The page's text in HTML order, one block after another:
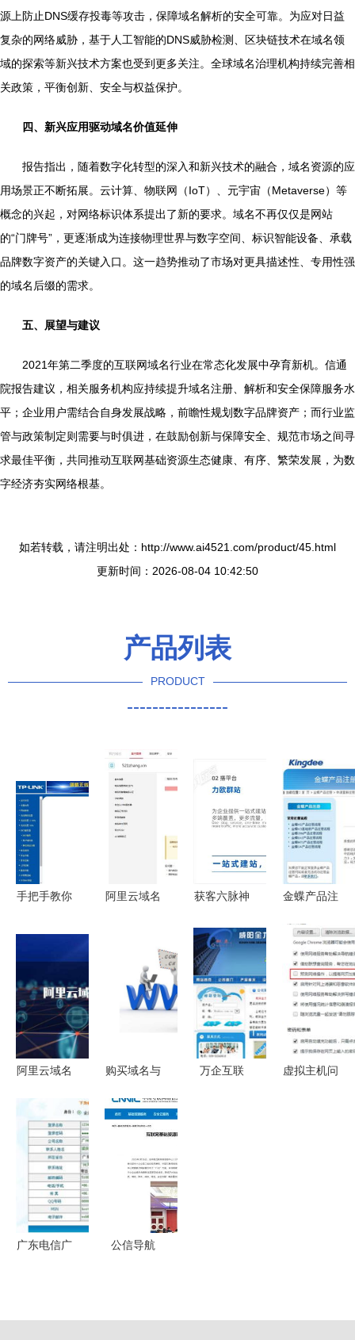
源上防止DNS缓存投毒等攻击，保障域名解析的安全可靠。为应对日益
复杂的网络威胁，基于人工智能的DNS威胁检测、区块链技术在域名领
域的探索等新兴技术方案也受到更多关注。全球域名治理机构持续完善相
关政策，平衡创新、安全与权益保护。
四、新兴应用驱动域名价值延伸
报告指出，随着数字化转型的深入和新兴技术的融合，域名资源的应
用场景正不断拓展。云计算、物联网（IoT）、元宇宙（Metaverse）等
概念的兴起，对网络标识体系提出了新的要求。域名不再仅仅是网站
的“门牌号”，更逐渐成为连接物理世界与数字空间、标识智能设备、承载
品牌数字资产的关键入口。这一趋势推动了市场对更具描述性、专用性强
的域名后缀的需求。
五、展望与建议
2021年第二季度的互联网域名行业在常态化发展中孕育新机。信通
院报告建议，相关服务机构应持续提升域名注册、解析和安全保障服务水
平；企业用户需结合自身发展战略，前瞻性规划数字品牌资产；而行业监
管与政策制定则需要与时俱进，在鼓励创新与保障安全、规范市场之间寻
求最佳平衡，共同推动互联网基础资源生态健康、有序、繁荣发展，为数
字经济夯实网络根基。
如若转载，请注明出处：http://www.ai4521.com/product/45.html
更新时间：2026-08-04 10:42:50
产品列表
PRODUCT
----------------
手把手教你
量内网穿透
站长教程
新睿社区
精品资源网
阿里云域名
《互联网域
名注册服
务》规定
获客六脉神
域名注册服
务助力传统
企业轻松转
型
金蝶产品注
域名注册服
务 一站式
企业数字化
身份构建方
案
阿里云域名
其与互联网
域名注册服
务的关联与
影响
购买域名与
优选指南
网服务解析
万企互联
虚拟主机问
广东电信广
公信导航